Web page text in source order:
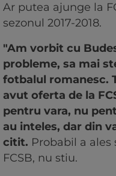
Ar putea ajunge la
sezonul 2017-2018.
"Am vorbit cu
probleme, sa mai
fotbalul romanesc.
avut oferta de la
pentru vara, nu
au inteles, dar din
citit. Probabil a ales
FCSB, nu stiu.